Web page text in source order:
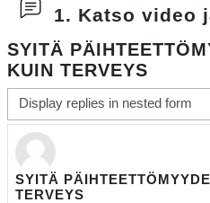
1. Katso video
SYITÄ
KUIN TERVEYS
Display mode
SYITÄ
TERVEYS
Number of replies: 0